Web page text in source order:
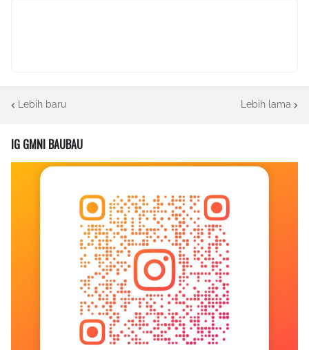
Lebih baru Lebih lama
IG GMNI BAUBAU